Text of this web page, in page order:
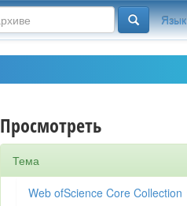
Язык
Просмотреть
Тема
Web ofScience Core Collection